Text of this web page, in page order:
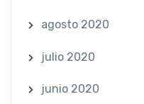
agosto 2020
julio 2020
junio 2020